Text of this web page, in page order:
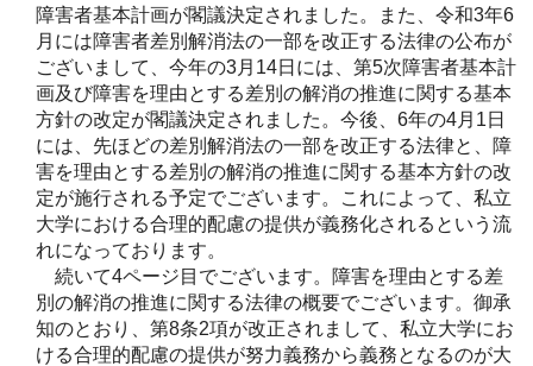
障害者基本計画が閣議決定されました。また、令和3年6
月には障害者差別解消法の一部を改正する法律の公布が
ございまして、今年の3月14日には、第5次障害者基本計
画及び障害を理由とする差別の解消の推進に関する基本
方針の改定が閣議決定されました。今後、6年の4月1日
には、先ほどの差別解消法の一部を改正する法律と、障
害を理由とする差別の解消の推進に関する基本方針の改
定が施行される予定でございます。これによって、私立
大学における合理的配慮の提供が義務化されるという流
れになっております。
続いて4ページ目でございます。障害を理由とする差
別の解消の推進に関する法律の概要でございます。御承
知のとおり、第8条2項が改正されまして、私立大学にお
ける合理的配慮の提供が努力義務から義務となるのが大